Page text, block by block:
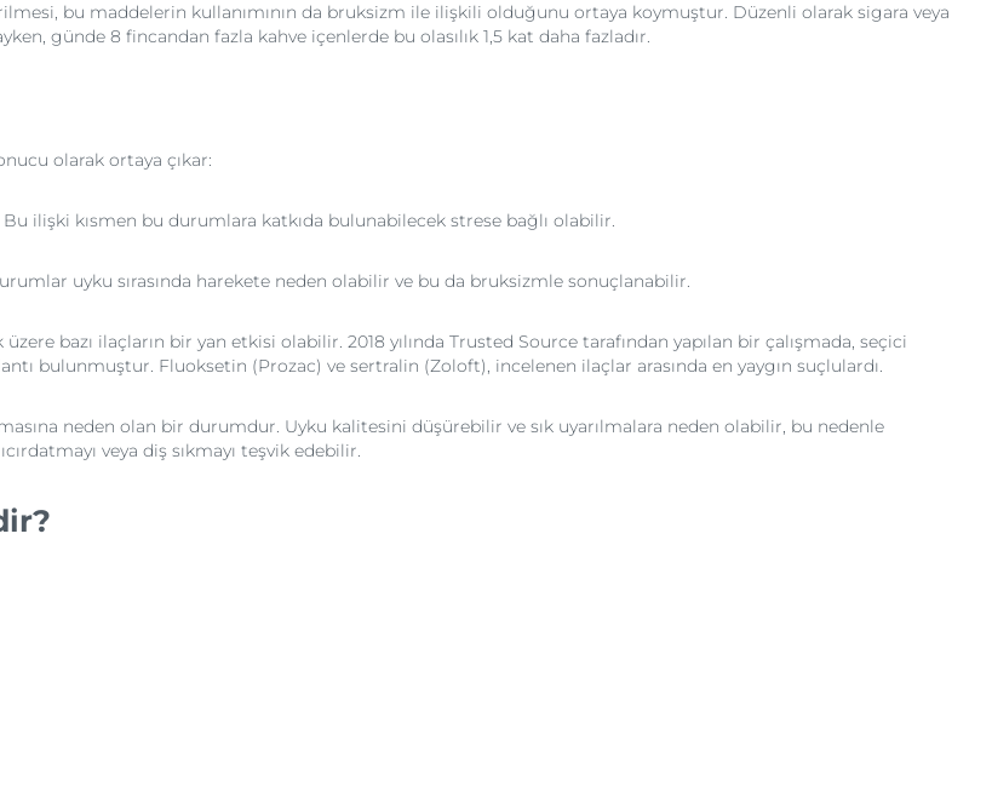
bu maddelerin kullanımının da bruksizm ile ilişkili olduğunu ortaya koymuştur. Düzenli olarak sigara veya
günde 8 fincandan fazla kahve içenlerde bu olasılık 1,5 kat daha fazladır.
olarak ortaya çıkar:
ilişki kısmen bu durumlara katkıda bulunabilecek strese bağlı olabilir.
uyku sırasında harekete neden olabilir ve bu da bruksizmle sonuçlanabilir.
bazı ilaçların bir yan etkisi olabilir. 2018 yılında Trusted Source tarafından yapılan bir çalışmada, seçici
bulunmuştur. Fluoksetin (Prozac) ve sertralin (Zoloft), incelenen ilaçlar arasında en yaygın suçlulardı.
neden olan bir durumdur. Uyku kalitesini düşürebilir ve sık uyarılmalara neden olabilir, bu nedenle
veya diş sıkmayı teşvik edebilir.